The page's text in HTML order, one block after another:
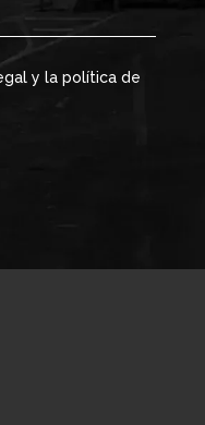
y la política de